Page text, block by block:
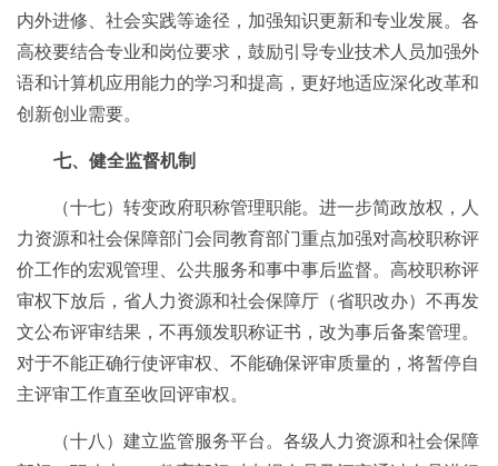
内外进修、社会实践等途径，加强知识更新和专业发展。各
高校要结合专业和岗位要求，鼓励引导专业技术人员加强外
语和计算机应用能力的学习和提高，更好地适应深化改革和
创新创业需要。
七、健全监督机制
（十七）转变政府职称管理职能。进一步简政放权，人
力资源和社会保障部门会同教育部门重点加强对高校职称评
价工作的宏观管理、公共服务和事中事后监督。高校职称评
审权下放后，省人力资源和社会保障厅（省职改办）不再发
文公布评审结果，不再颁发职称证书，改为事后备案管理。
对于不能正确行使评审权、不能确保评审质量的，将暂停自
主评审工作直至收回评审权。
（十八）建立监管服务平台。各级人力资源和社会保障